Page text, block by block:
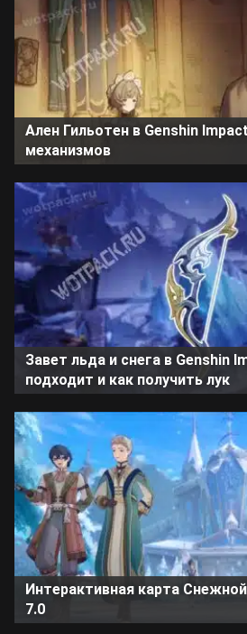
Ален Гильотен в Genshin
механизмов
Завет льда и снега в Genshin
подходит и как получить лук
Интерактивная карта
7.0